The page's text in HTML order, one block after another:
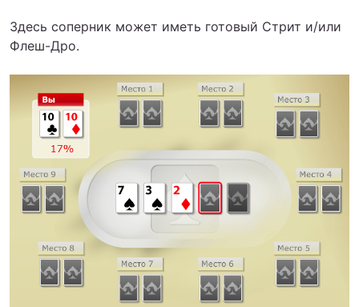
Здесь соперник может иметь готовый Стрит и/или
Флеш-Дро.